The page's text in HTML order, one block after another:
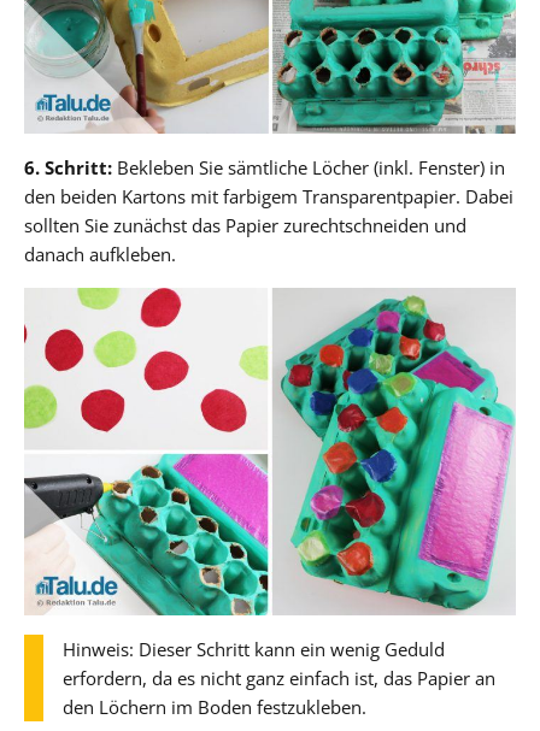
6. Schritt: Bekleben Sie sämtliche Löcher (inkl. Fenster) in
den beiden Kartons mit farbigem Transparentpapier. Dabei
sollten Sie zunächst das Papier zurechtschneiden und
danach aufkleben.
Hinweis: Dieser Schritt kann ein wenig Geduld
erfordern, da es nicht ganz einfach ist, das Papier an
den Löchern im Boden festzukleben.